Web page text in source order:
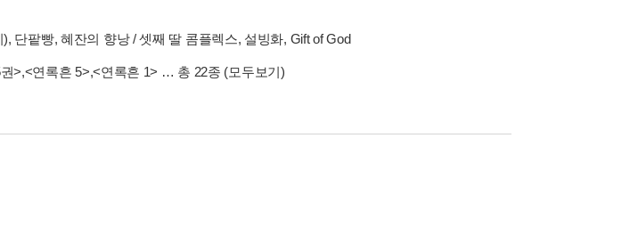
단팥빵, 혜잔의 향낭 / 셋째 딸 콤플렉스, 설빙화, Gift of God
>,<연록흔 5>,<연록흔 1> … 총 22종 (모두보기)